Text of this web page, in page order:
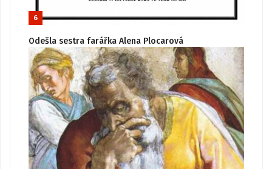
6
Odešla sestra farářka Alena Plocarová